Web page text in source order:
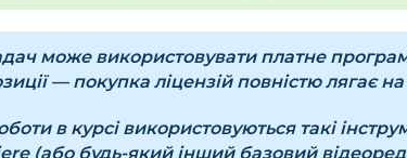
може використовувати платне
— покупка ліцензій повністю лягає на
в курсі використовуються такі
(або будь-який інший базовий